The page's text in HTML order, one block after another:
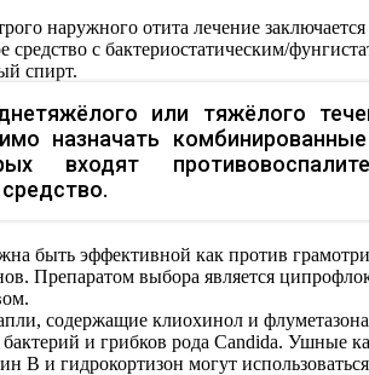
наружного отита лечение
средство с бактериостатическим/
спирт.
или тяжёлого
назначать
входят
быть эффективной как против
Препаратом выбора является
содержащие клиохинол и
и грибков рода Candida. Ушные
В и гидрокортизон могут